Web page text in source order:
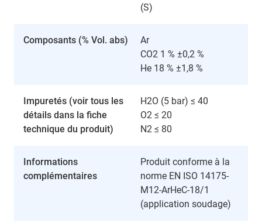
(S)
Composants (% Vol. abs)
Ar
CO2 1 % ±0,2 %
He 18 % ±1,8 %
Impuretés (voir tous les
détails dans la fiche
technique du produit)
H2O (5 bar) ≤ 40
O2 ≤ 20
N2 ≤ 80
Informations
complémentaires
Produit conforme à la
norme EN ISO 14175-
M12-ArHeC-18/1
(application soudage)